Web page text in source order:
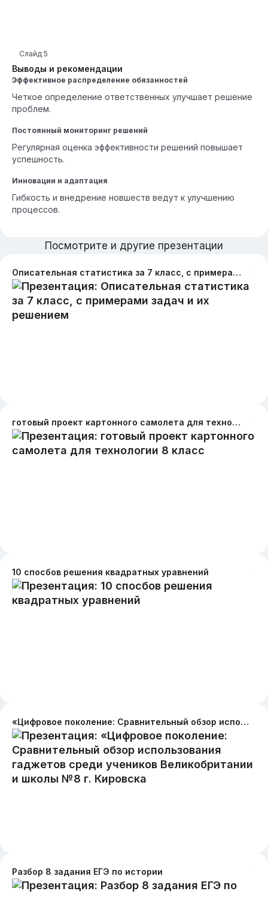
Выводы и рекомендации
Слайд 5
Эффективное распределение обязанностей
Четкое определение ответственных улучшает решение
проблем.
Постоянный мониторинг решений
Регулярная оценка эффективности решений повышает
успешность.
Инновации и адаптация
Гибкость и внедрение новшеств ведут к улучшению
процессов.
Посмотрите и другие презентации
Описательная статистика за 7 класс, с примерами задач и их решением
готовый проект картонного самолета для технологии 8 класс
10 спосбов решения квадратных уравнений
«Цифровое поколение: Сравнительный обзор использования гаджетов среди учеников Великобритании и школы №8 г. Кировска
Разбор 8 задания ЕГЭ по истории